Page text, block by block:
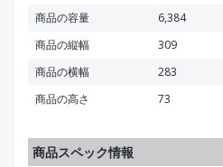
商品の容量
6,384
商品の縦幅
309
商品の横幅
283
商品の高さ
73
商品スペック情報